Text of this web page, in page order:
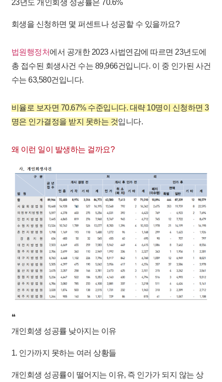
23년도 개인회생 성공률은 70.6%
회생을 신청하면 몇 퍼센트나 성공할 수 있을까요? ​
법원행정처에서 공개한 2023 사법연감에 따르면 23년도에
총 접수된 회생사건 수는 89,966건입니다. 이 중 인가된 사건
수는 63,580건입니다. ​
비율로 보자면 70.67% 수준입니다. 대략 10명이 신청하면 3
명은 인가결정을 받지 못하는 것입니다.
왜 이런 일이 발생하는 걸까요?
❝
개인회생 성공률 낮아지는 이유
1. 인가까지 못하는 여러 상황들
개인회생 성공률이 떨어지는 이유, 즉 인가가 되지 않는 상